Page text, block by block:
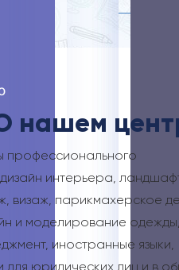
нашем
профессионального
интерьера,
визаж, парикмахерское
и моделирование
иностранные языки,
для юридических лиц и в